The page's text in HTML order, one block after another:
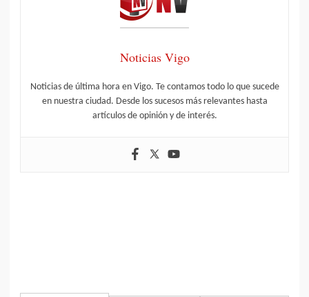
Noticias Vigo
Noticias de última hora en Vigo. Te contamos todo lo que sucede
en nuestra ciudad. Desde los sucesos más relevantes hasta
artículos de opinión y de interés.